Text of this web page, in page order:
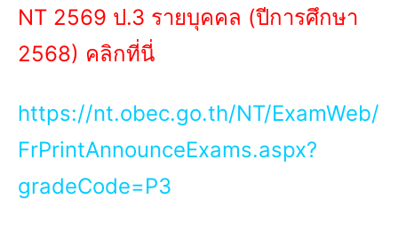
NT 2569 ป.3 รายบุคคล (ปีการศึกษา
2568) คลิกที่นี่
https://nt.obec.go.th/NT/ExamWeb/
FrPrintAnnounceExams.aspx?
gradeCode=P3